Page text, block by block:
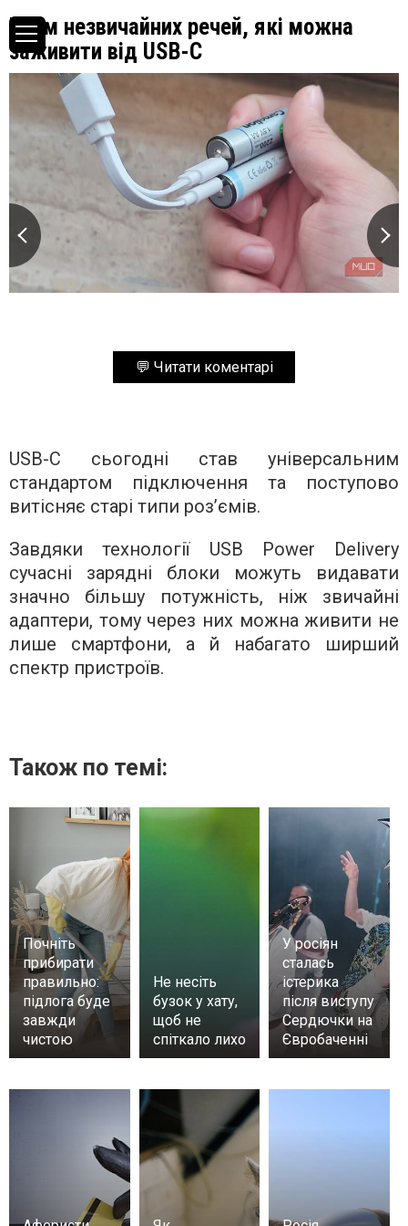
Вісім незвичайних речей, які можна
заживити від USB-C
💬 Читати коментарі
USB-C сьогодні став універсальним
стандартом підключення та поступово
витісняє старі типи роз’ємів.
Завдяки технології USB Power Delivery
сучасні зарядні блоки можуть видавати
значно більшу потужність, ніж звичайні
адаптери, тому через них можна живити не
лише смартфони, а й набагато ширший
спектр пристроїв.
Також по темі:
Почніть
прибирати
правильно:
підлога буде
завжди
чистою
Не несіть
бузок у хату,
щоб не
спіткало лихо
У росіян
сталась
істерика
після виступу
Сердючки на
Євробаченні